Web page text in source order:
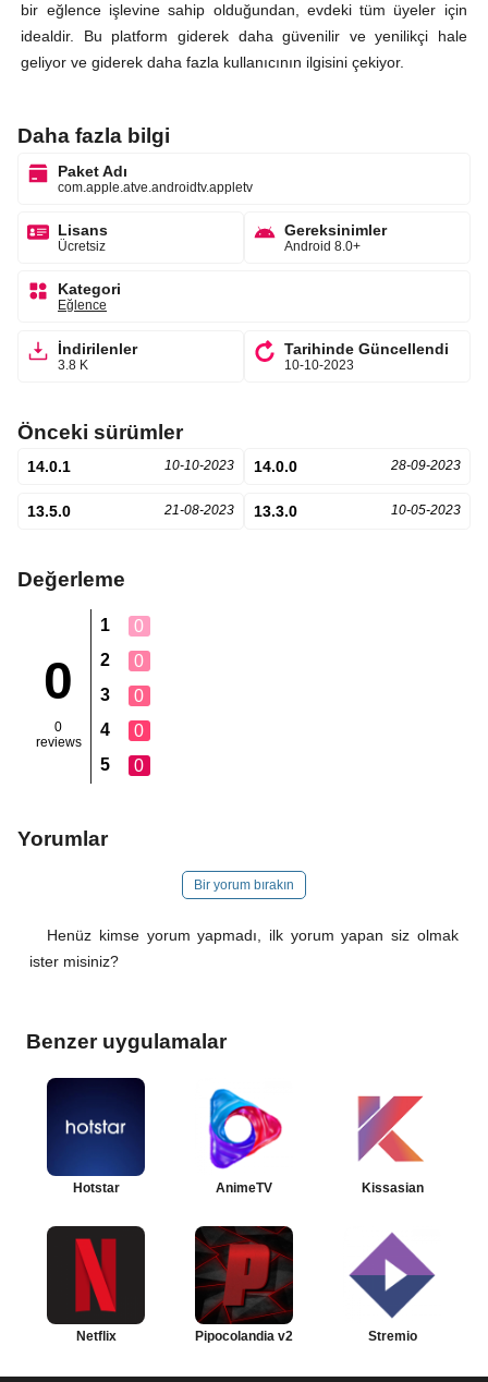
bir eğlence işlevine sahip olduğundan, evdeki tüm üyeler için
idealdir. Bu platform giderek daha güvenilir ve yenilikçi hale
geliyor ve giderek daha fazla kullanıcının ilgisini çekiyor.
Daha fazla bilgi
Paket Adı
com.apple.atve.androidtv.appletv
Lisans
Ücretsiz
Gereksinimler
Android 8.0+
Kategori
Eğlence
İndirilenler
3.8 K
Tarihinde Güncellendi
10-10-2023
Önceki sürümler
14.0.1 10-10-2023 14.0.0 28-09-2023
13.5.0 21-08-2023 13.3.0 10-05-2023
Değerleme
0
0
reviews
1
0
2
0
3
0
4
0
5
0
Yorumlar
Bir yorum bırakın
Henüz kimse yorum yapmadı, ilk yorum yapan siz olmak
ister misiniz?
Benzer uygulamalar
Hotstar AnimeTV Kissasian
Netflix Pipocolandia v2 Stremio